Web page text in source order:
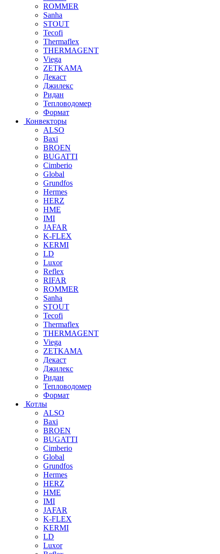
ROMMER
Sanha
STOUT
Tecofi
Thermaflex
THERMAGENT
Viega
ZETKAMA
Декаст
Джилекс
Ридан
Тепловодомер
Формат
Конвекторы
ALSO
Baxi
BROEN
BUGATTI
Cimberio
Global
Grundfos
Hermes
HERZ
HME
IMI
JAFAR
K-FLEX
KERMI
LD
Luxor
Reflex
RIFAR
ROMMER
Sanha
STOUT
Tecofi
Thermaflex
THERMAGENT
Viega
ZETKAMA
Декаст
Джилекс
Ридан
Тепловодомер
Формат
Котлы
ALSO
Baxi
BROEN
BUGATTI
Cimberio
Global
Grundfos
Hermes
HERZ
HME
IMI
JAFAR
K-FLEX
KERMI
LD
Luxor